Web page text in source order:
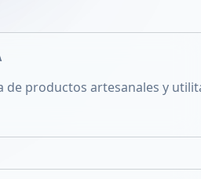
de productos artesanales y